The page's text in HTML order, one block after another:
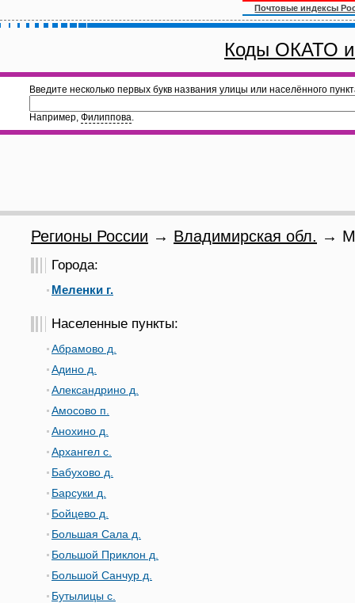
Почтовые индексы
Коды ОКАТО
Введите несколько первых букв названия улицы или населённого
Например, Филиппова.
Регионы России → Владимирская обл. →
Города:
Меленки г.
Населенные пункты:
Абрамово д.
Адино д.
Александрино д.
Амосово п.
Анохино д.
Архангел с.
Бабухово д.
Барсуки д.
Бойцево д.
Большая Сала д.
Большой Приклон д.
Большой Санчур д.
Бутылицы с.